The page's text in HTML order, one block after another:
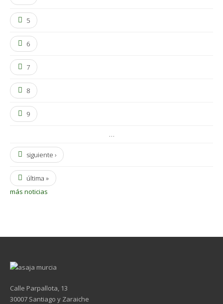
5
6
7
8
9
…
siguiente ›
última »
más noticias
Calle Parpallota, 13
30007 Santiago y Zaraiche